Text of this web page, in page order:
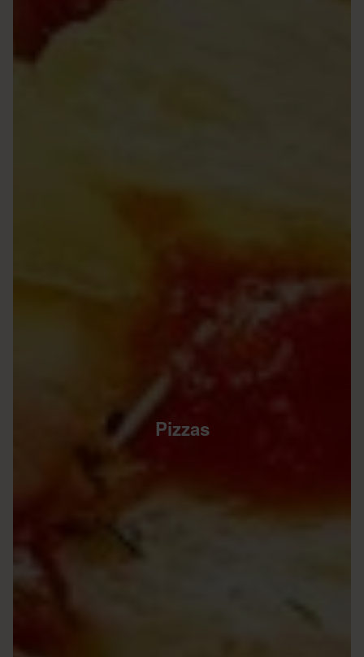
Pizzas